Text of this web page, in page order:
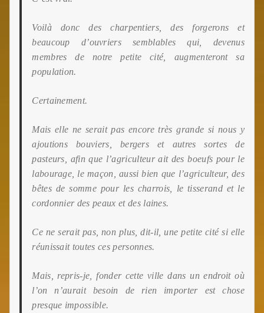
Voilà donc des charpentiers, des forgerons et
beaucoup d’ouvriers semblables qui, devenus
membres de notre petite cité, augmenteront sa
population.
Certainement.
Mais elle ne serait pas encore très grande si nous y
ajoutions bouviers, bergers et autres sortes de
pasteurs, afin que l’agriculteur ait des boeufs pour le
labourage, le maçon, aussi bien que l’agriculteur, des
bêtes de somme pour les charrois, le tisserand et le
cordonnier des peaux et des laines.
Ce ne serait pas, non plus, dit-il, une petite cité si elle
réunissait toutes ces personnes.
Mais, repris-je, fonder cette ville dans un endroit où
l’on n’aurait besoin de rien importer est chose
presque impossible.